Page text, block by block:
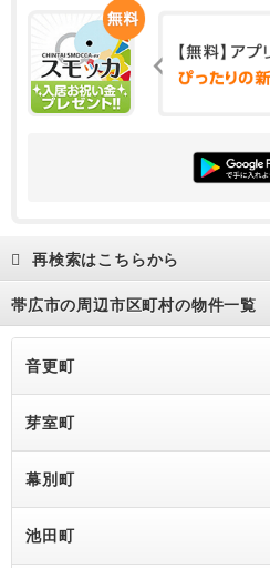
再検索はこちらから
帯広市の周辺市区町村の物件一覧
音更町
芽室町
幕別町
池田町